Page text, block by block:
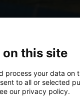
this site
process your data on
to all or selected
our privacy policy.